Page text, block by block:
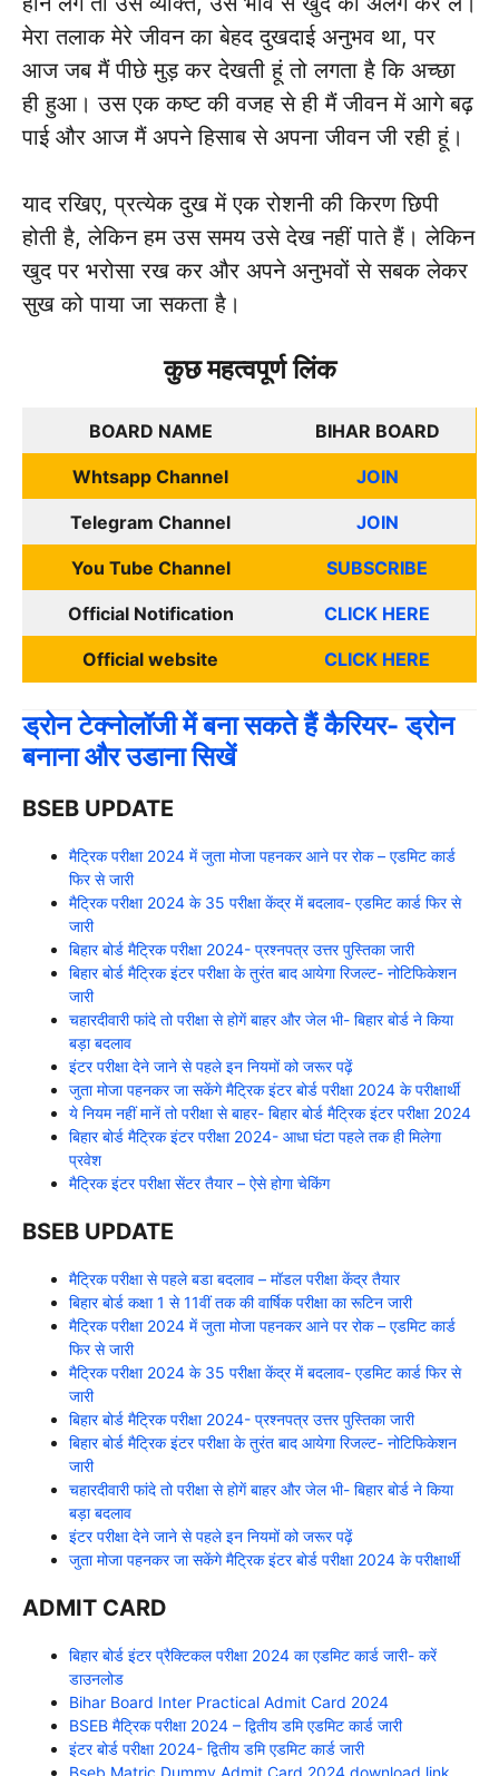
मेरा तलाक मेरे जीवन का बेहद दुखदाई अनुभव था, पर
आज जब मैं पीछे मुड़ कर देखती हूं तो लगता है कि अच्छा
ही हुआ। उस एक कष्ट की वजह से ही मैं जीवन में आगे बढ़
पाई और आज मैं अपने हिसाब से अपना जीवन जी रही हूं।
याद रखिए, प्रत्येक दुख में एक रोशनी की किरण छिपी
होती है, लेकिन हम उस समय उसे देख नहीं पाते हैं। लेकिन
खुद पर भरोसा रख कर और अपने अनुभवों से सबक लेकर
सुख को पाया जा सकता है।
कुछ महत्वपूर्ण लिंक
BOARD NAME BIHAR BOARD
Whtsapp Channel JOIN
Telegram Channel JOIN
You Tube Channel SUBSCRIBE
Official Notification CLICK HERE
Official website CLICK HERE
ड्रोन टेक्नोलॉजी में बना सकते हैं कैरियर- ड्रोन
बनाना और उडाना सिखें
BSEB UPDATE
मैट्रिक परीक्षा 2024 में जुता मोजा पहनकर आने पर रोक – एडमिट कार्ड
फिर से जारी
मैट्रिक परीक्षा 2024 के 35 परीक्षा केंद्र में बदलाव- एडमिट कार्ड फिर से
जारी
बिहार बोर्ड मैट्रिक परीक्षा 2024- प्रश्नपत्र उत्तर पुस्तिका जारी
बिहार बोर्ड मैट्रिक इंटर परीक्षा के तुरंत बाद आयेगा रिजल्ट- नोटिफिकेशन
जारी
चहारदीवारी फांदे तो परीक्षा से होगें बाहर और जेल भी- बिहार बोर्ड ने किया
बड़ा बदलाव
इंटर परीक्षा देने जाने से पहले इन नियमों को जरूर पढ़ें
जुता मोजा पहनकर जा सकेंगे मैट्रिक इंटर बोर्ड परीक्षा 2024 के परीक्षार्थी
ये नियम नहीं मानें तो परीक्षा से बाहर- बिहार बोर्ड मैट्रिक इंटर परीक्षा 2024
बिहार बोर्ड मैट्रिक इंटर परीक्षा 2024- आधा घंटा पहले तक ही मिलेगा
प्रवेश
मैट्रिक इंटर परीक्षा सेंटर तैयार – ऐसे होगा चेकिंग
BSEB UPDATE
मैट्रिक परीक्षा से पहले बडा बदलाव – मॉडल परीक्षा केंद्र तैयार
बिहार बोर्ड कक्षा 1 से 11वीं तक की वार्षिक परीक्षा का रूटिन जारी
मैट्रिक परीक्षा 2024 में जुता मोजा पहनकर आने पर रोक – एडमिट कार्ड
फिर से जारी
मैट्रिक परीक्षा 2024 के 35 परीक्षा केंद्र में बदलाव- एडमिट कार्ड फिर से
जारी
बिहार बोर्ड मैट्रिक परीक्षा 2024- प्रश्नपत्र उत्तर पुस्तिका जारी
बिहार बोर्ड मैट्रिक इंटर परीक्षा के तुरंत बाद आयेगा रिजल्ट- नोटिफिकेशन
जारी
चहारदीवारी फांदे तो परीक्षा से होगें बाहर और जेल भी- बिहार बोर्ड ने किया
बड़ा बदलाव
इंटर परीक्षा देने जाने से पहले इन नियमों को जरूर पढ़ें
जुता मोजा पहनकर जा सकेंगे मैट्रिक इंटर बोर्ड परीक्षा 2024 के परीक्षार्थी
ADMIT CARD
बिहार बोर्ड इंटर प्रैक्टिकल परीक्षा 2024 का एडमिट कार्ड जारी- करें
डाउनलोड
Bihar Board Inter Practical Admit Card 2024
BSEB मैट्रिक परीक्षा 2024 – द्वितीय डमि एडमिट कार्ड जारी
इंटर बोर्ड परीक्षा 2024- द्वितीय डमि एडमिट कार्ड जारी
Bseb Matric Dummy Admit Card 2024 download link